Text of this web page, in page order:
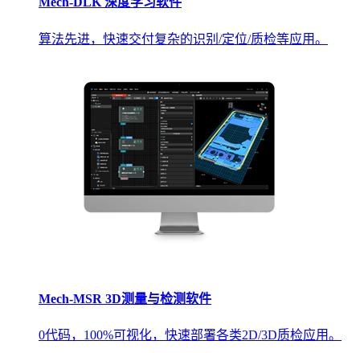
算法先进，快速交付复杂的识别/定位/质检等应用。
Mech-MSR 3D测量与检测软件
0代码，100%可视化，快速部署各类2D/3D质检应用。